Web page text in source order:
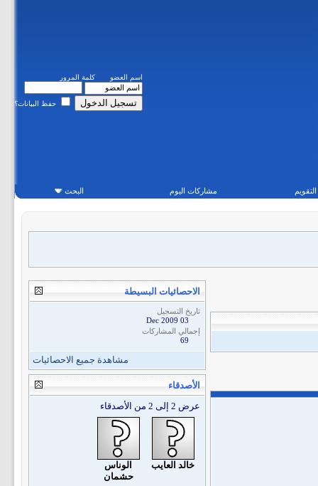
اسم العضو كلمة المرور
حفظ البيانات؟
التقويم مشاركات اليوم البحث
الاحصائيات البسيطة
تاريخ التسجيل
03 Dec 2009
إجمالي المشاركات
69
مشاهدة جميع الاحصائيات
الأصدقاء
عرض 2 إلى 2 من الأصدقاء
خالد العايب
الوناس
حشمان